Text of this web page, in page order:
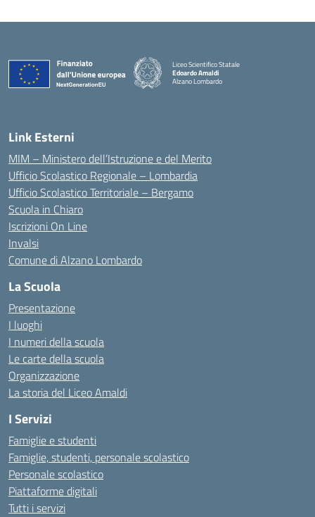
Liceo Scientifico Statale
Edoardo Amaldi
Alzano Lombardo
Link Esterni
MIM – Ministero dell’Istruzione e del Merito
Ufficio Scolastico Regionale – Lombardia
Ufficio Scolastico Territoriale – Bergamo
Scuola in Chiaro
Iscrizioni On Line
Invalsi
Comune di Alzano Lombardo
La Scuola
Presentazione
I luoghi
I numeri della scuola
Le carte della scuola
Organizzazione
La storia del Liceo Amaldi
I Servizi
Famiglie e studenti
Famiglie, studenti, personale scolastico
Personale scolastico
Piattaforme digitali
Tutti i servizi